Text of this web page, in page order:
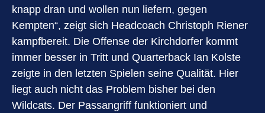
knapp dran und wollen nun liefern, gegen
Kempten“, zeigt sich Headcoach Christoph Riener
kampfbereit. Die Offense der Kirchdorfer kommt
immer besser in Tritt und Quarterback Ian Kolste
zeigte in den letzten Spielen seine Qualität. Hier
liegt auch nicht das Problem bisher bei den
Wildcats. Der Passangriff funktioniert und